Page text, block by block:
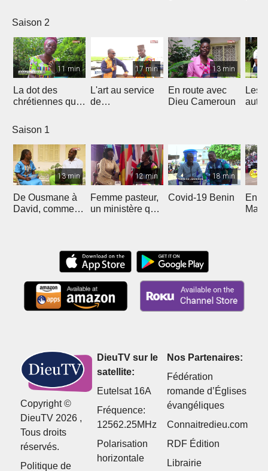
Saison 2
11 min
La dot des
chrétiennes qui
17 min
L'art au service
de
13 min
En route avec
Dieu Cameroun
Les
Saison 1
13 min
De Ousmane à
David, comment
12 min
Femme pasteur,
un ministère qui
18 min
Covid-19 Benin
En
Mali
Copyright ©
DieuTV 2026 ,
Tous droits
réservés.
Politique de
DieuTV sur le
satellite:
Eutelsat 16A
Fréquence:
12562.25MHz
Polarisation
horizontale
Nos Partenaires:
Fédération
romande d’Églises
évangéliques
Connaitredieu.com
RDF Édition
Librairie